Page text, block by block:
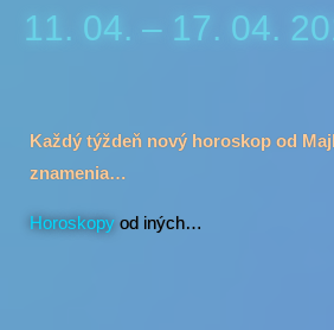
11. 04. – 17. 04.
Každý týždeň nový horoskop od
znamenia…
Horoskopy od iných…